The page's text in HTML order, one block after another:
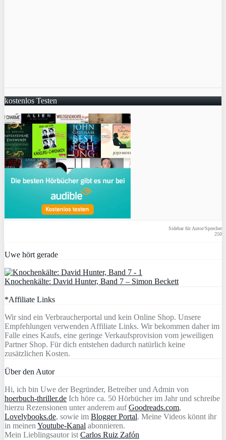
kostenlos Testen
Sidebar für Autor/Sprecher
250
Uwe hört gerade
Knochenkälte: David Hunter, Band 7 – Simon Beckett
*Affiliate Links
Wir sind ein Verbraucherportal und kein Online Shop. Unsere
Empfehlungen verwenden Affiliate Links. Wir bekommen daher im
Falle eines Kaufs, eine geringe Verkaufsprovision vom jeweiligen
Partner Shop. Für dich entstehen dadurch natürlich keine
zusätzlichen Kosten.
Über den Autor
Hi, ich bin Uwe der Begründer, Betreiber und Admin von
hoerbuch-thriller.de Ich höre ca. 50 Hörbücher im Jahr und schreibe
hierzu Rezensionen unter anderem aufGoodreads.com,
Lovelybooks.de, sowie im Blogger Portal. Meine Videos könnt ihr
in meinen Youtube-Kanal abonnieren.
Mein Lieblingsautor ist Carlos Ruiz Zafón